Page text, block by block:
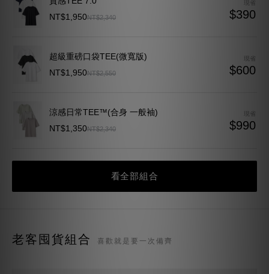
NT$1,950NT$2,550
現省
$600
涼感日常TEE™(合身 一般袖)
NT$1,350NT$2,340
現省
$990
超級重磅TEE(合身版)
NT$1,999NT$2,550
現省
$551
看全部組合
老客囤貨組合 喜歡就是要一次備齊